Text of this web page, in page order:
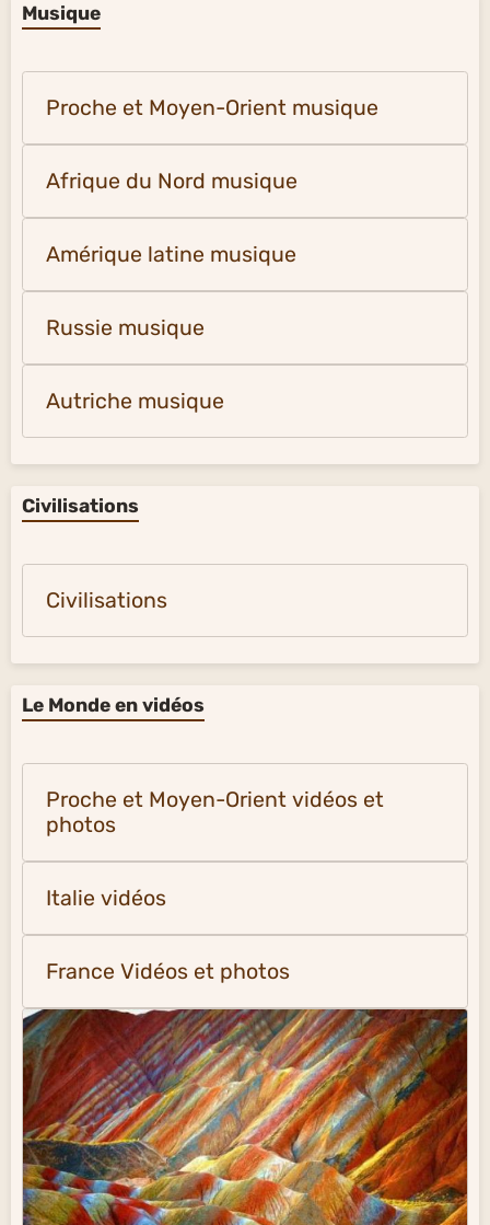
Musique
Proche et Moyen-Orient musique
Afrique du Nord musique
Amérique latine musique
Russie musique
Autriche musique
Civilisations
Civilisations
Le Monde en vidéos
Proche et Moyen-Orient vidéos et
photos
Italie vidéos
France Vidéos et photos